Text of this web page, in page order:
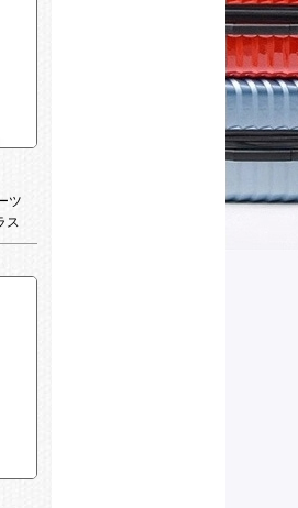
ツ
ス
ス
ニ
適